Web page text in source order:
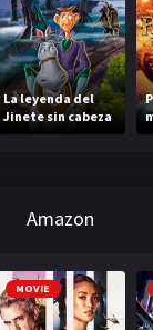
La leyenda del
Jinete sin cabeza
Amazon
MOVIE